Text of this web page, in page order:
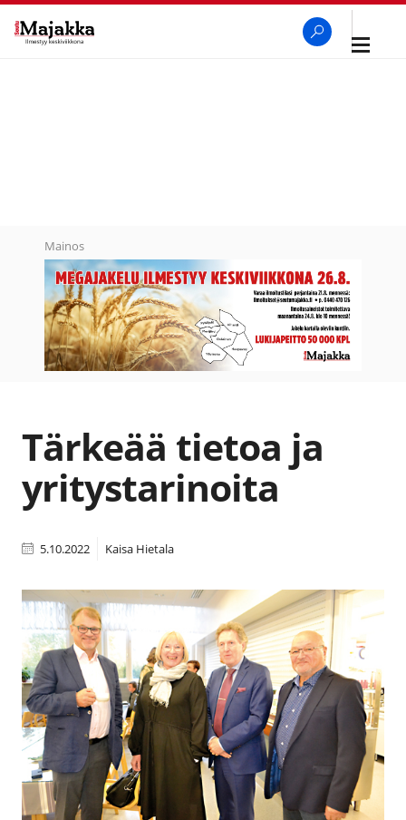
Avaa
Mainos
Tärkeää tietoa ja
yritystarinoita
5.10.2022 Kaisa Hietala